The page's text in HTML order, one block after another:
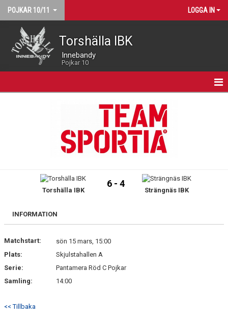
POJKAR 10/11 LOGGA IN
Torshälla IBK
Innebandy
Pojkar 10
BILDGALLERI
KONTAKT
GÄSTBOK
Torshälla IBK
6 - 4
Strängnäs IBK
INFORMATION
Matchstart:
sön 15 mars, 15:00
Plats:
Skjulstahallen A
Serie:
Pantamera Röd C Pojkar
Samling:
14:00
<< Tillbaka